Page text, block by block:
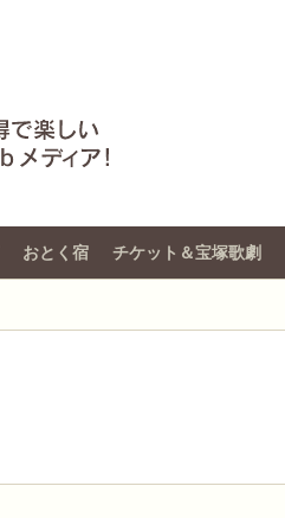
おとく宿 チケット＆宝塚歌劇